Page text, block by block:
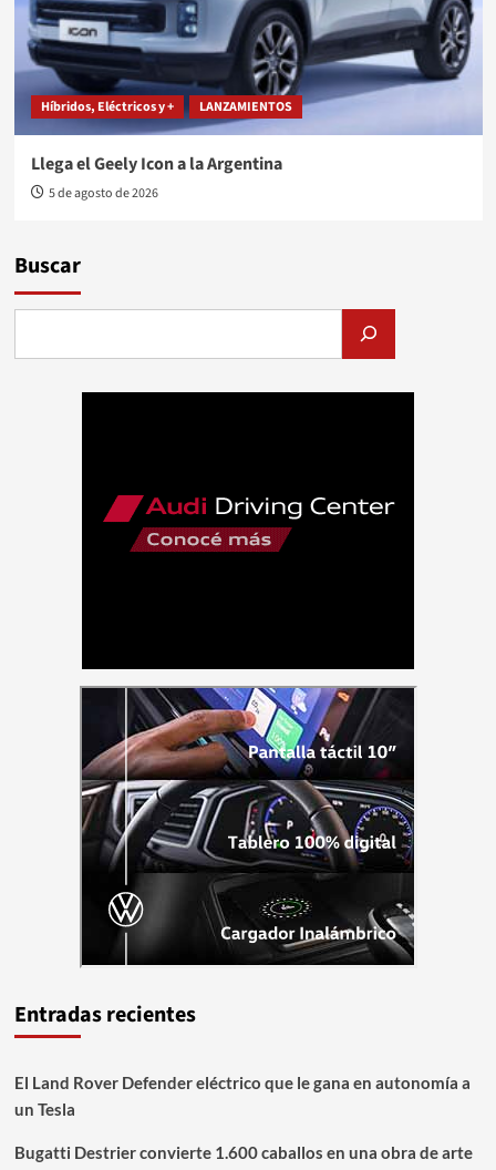
Híbridos, Eléctricos y + LANZAMIENTOS
Llega el Geely Icon a la Argentina
5 de agosto de 2026
Buscar
Entradas recientes
El Land Rover Defender eléctrico que le gana en autonomía a
un Tesla
Bugatti Destrier convierte 1.600 caballos en una obra de arte